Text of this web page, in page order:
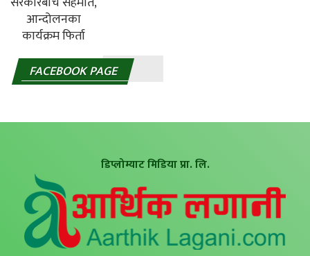
FACEBOOK PAGE
डिप्लोम्याट मिडिया प्रा. लि.